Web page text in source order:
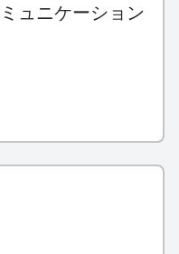
ュニケーション